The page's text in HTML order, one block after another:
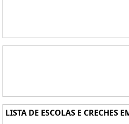
LISTA DE ESCOLAS E CRECHES